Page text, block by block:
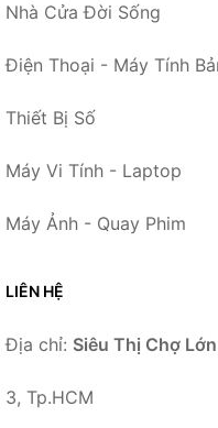
Nhà Cửa Đời Sống
Điện Thoại - Máy Tính
Thiết Bị Số
Máy Vi Tính - Laptop
Máy Ảnh - Quay Phim
LIÊN HỆ
Địa chỉ: Siêu Thị Chợ Lớn
3, Tp.HCM